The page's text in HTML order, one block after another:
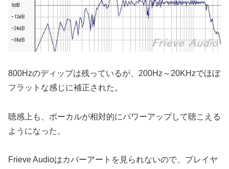
800Hzのディップは残っているが、200Hz～20KHzでほぼ
フラットな感じに補正された。
聴感上も、ボーカルが相対的にパワーアップして聴こえる
ようになった。
Frieve Audioはカバーアートを見られないので、プレイヤ